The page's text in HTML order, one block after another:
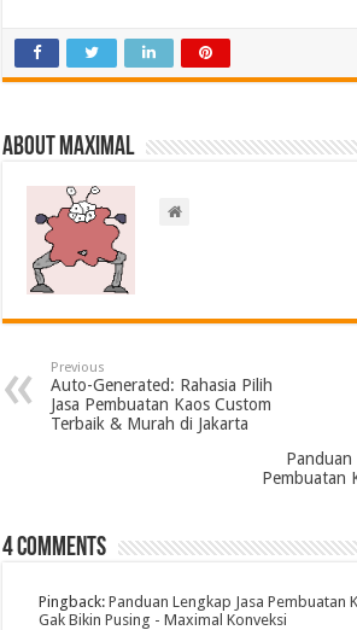
About Maximal
Previous
Auto-Generated: Rahasia Pilih
Jasa Pembuatan Kaos Custom
Terbaik & Murah di Jakarta
Panduan
Pembuatan
4 comments
Pingback:Panduan Lengkap Jasa Pembuatan
Gak Bikin Pusing - Maximal Konveksi